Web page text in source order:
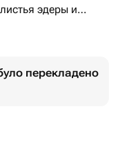
эдеры и
перекладено